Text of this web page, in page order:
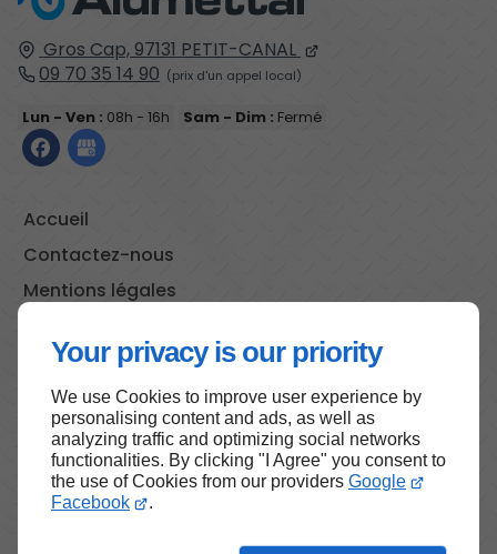
Your privacy is our priority
We use Cookies to improve user experience by
personalising content and ads, as well as
analyzing traffic and optimizing social networks
functionalities. By clicking "I Agree" you consent to
the use of Cookies from our providers Google
Facebook
.
Gros Cap, 97131 PETIT-CANAL
09 70 35 14 90
Lun - Ven : 08h - 16h Sam - Dim : Fermé
Accueil
Contactez-nous
Mentions légales
Haut de page